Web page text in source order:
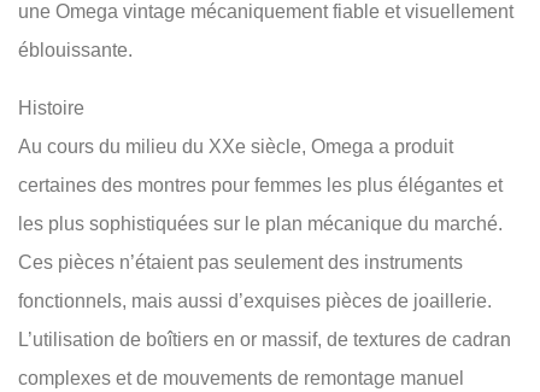
une Omega vintage mécaniquement fiable et visuellement
éblouissante.
Histoire
Au cours du milieu du XXe siècle, Omega a produit
certaines des montres pour femmes les plus élégantes et
les plus sophistiquées sur le plan mécanique du marché.
Ces pièces n’étaient pas seulement des instruments
fonctionnels, mais aussi d’exquises pièces de joaillerie.
L’utilisation de boîtiers en or massif, de textures de cadran
complexes et de mouvements de remontage manuel